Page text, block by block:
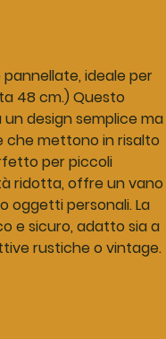
ideale per
48 cm.) Questo
design semplice ma
che mettono in risalto
per piccoli
ridotta, offre un vano
oggetti personali. La
e sicuro, adatto sia a
rustiche o vintage.